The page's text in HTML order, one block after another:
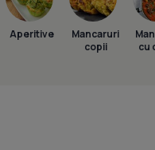
Aperitive
Mancaruri
copii
cu